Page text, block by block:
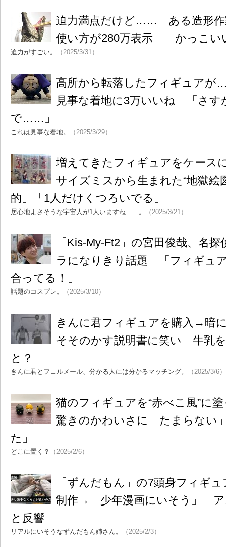
迫力満点だけど…… ある造形作
使い方が280万表示 「かっこい
迫力がすごい。 （2025/3/31）
高所から転落したフィギュア
見事な着地に3万いいね 「さす
で……」
これは見事な着地。 （2025/3/29）
増えてきたフィギュアをケー
サイズミスから生まれた“地獄絵
的」「1人だけくつろいでる」
居心地よさそうな宇宙人が1人いますね……。 （2025/3/21）
「Kis-My-Ft2」の宮田俊哉、名
ラになりきり話題 「フィギュ
合ってる！」
話題のコスプレ。 （2025/3/10）
きんに君フィギュアを購入→暗
そそのかす説明書に笑い 牛乳
と？
きんに君とフェルメール、分かる人には分かるマッチング。 （2025/3/6）
猫のフィギュアを“赤べこ風”
驚きのかわいさに「たまらない
た」
どこに置く？ （2025/2/6）
「ずんだもん」の7頭身フィギ
制作→「少年漫画にいそう」「
と反響
リアルにいそうなずんだもん姉さん。 （2025/2/3）